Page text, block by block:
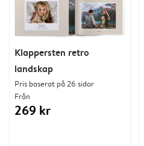
Klappersten retro
landskap
Pris baserat på 26 sidor
Från
269 kr